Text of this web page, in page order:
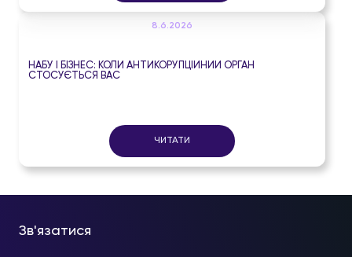
8.6.2026
НАБУ І БІЗНЕС: КОЛИ АНТИКОРУПЦІЙНИЙ ОРГАН
СТОСУЄТЬСЯ ВАС
ЧИТАТИ
Зв'язатися